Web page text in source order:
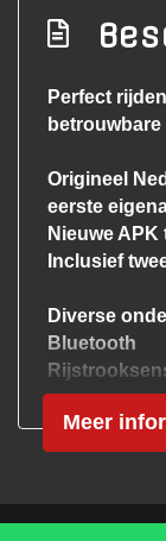
Led
Park
Anti
Perfect
Origineel
eerste
Nieuwe APK
Inclusief
Diverse
Bluetooth
Cruise
LED
Meer